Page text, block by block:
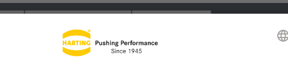
Prodotti abbinati